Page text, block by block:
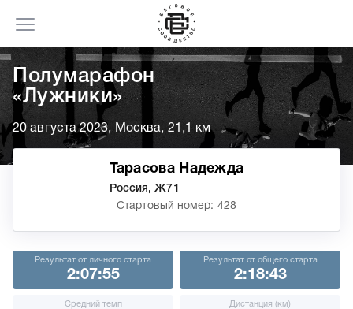
Полумарафон
«Лужники»
20 августа 2023, Москва, 21,1 км
Тарасова Надежда
Россия, Ж71
Стартовый номер: 428
Результат от личного старта
2:07:55
Результат от общего старта
2:18:43
Средний темп Дистанция (км)